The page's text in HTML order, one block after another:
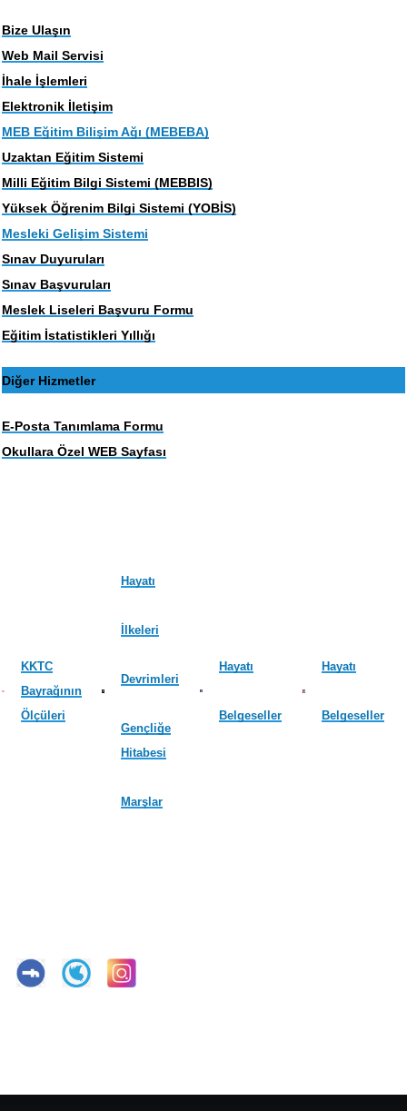
Bize Ulaşın
Web Mail Servisi
İhale İşlemleri
Elektronik İletişim
MEB Eğitim Bilişim Ağı (MEBEBA)
Uzaktan Eğitim Sistemi
Milli Eğitim Bilgi Sistemi (MEBBIS)
Yüksek Öğrenim Bilgi Sistemi (YOBİS)
Mesleki Gelişim Sistemi
Sınav Duyuruları
Sınav Başvuruları
Meslek Liseleri Başvuru Formu
Eğitim İstatistikleri Yıllığı
Diğer Hizmetler
E-Posta Tanımlama Formu
Okullara Özel WEB Sayfası
KKTC
Bayrağının
Ölçüleri
Hayatı
İlkeleri
Devrimleri
Gençliğe
Hitabesi
Marşlar
Hayatı
Belgeseller
Hayatı
Belgeseller